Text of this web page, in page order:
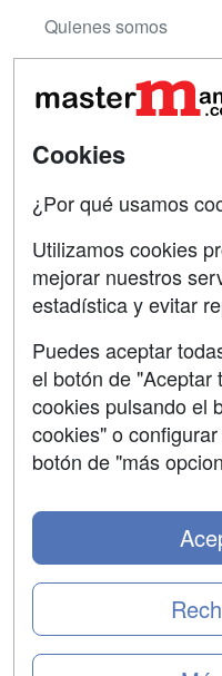
Quienes somos
Acceso Usuarios
Acceso Centros
Contactar
Confidencialidad
Copyleft
Cookies
¿Por qué usamos
Utilizamos cookies
mejorar nuestros
estadística y evitar
Puedes aceptar
el botón de "Aceptar
cookies pulsando el
cookies" o
botón de "más